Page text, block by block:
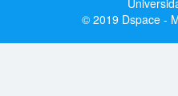
© 2019 Dspace -